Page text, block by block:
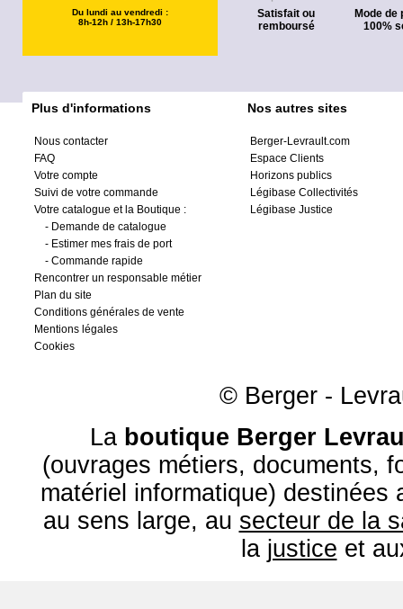
Du lundi au vendredi :
8h-12h / 13h-17h30
Satisfait ou
remboursé
Mode de
100%
Plus d'informations
Nous contacter
FAQ
Votre compte
Suivi de votre commande
Votre catalogue et la Boutique :
- Demande de catalogue
- Estimer mes frais de port
- Commande rapide
Rencontrer un responsable métier
Plan du site
Conditions générales de vente
Mentions légales
Cookies
Nos autres sites
Berger-Levrault.com
Espace Clients
Horizons publics
Légibase Collectivités
Légibase Justice
© Berger -
La boutique Berger
(ouvrages métiers, documents,
matériel informatique) destinées
au sens large, au secteur de la
la justice et